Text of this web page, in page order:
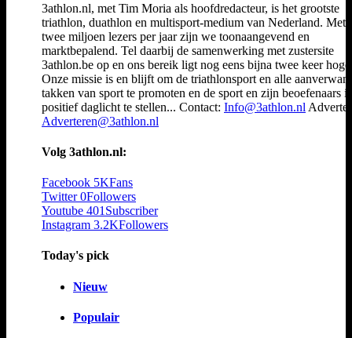
3athlon.nl, met Tim Moria als hoofdredacteur, is het grootste
triathlon, duathlon en multisport-medium van Nederland. Met
twee miljoen lezers per jaar zijn we toonaangevend en
marktbepalend. Tel daarbij de samenwerking met zustersite
3athlon.be op en ons bereik ligt nog eens bijna twee keer
Onze missie is en blijft om de triathlonsport en alle
takken van sport te promoten en de sport en zijn beoefenaars
positief daglicht te stellen... Contact: Info@3athlon.nl
Adverteren@3athlon.nl
Volg 3athlon.nl:
Facebook 5KFans
Twitter 0Followers
Youtube 401 Subscriber
Instagram 3.2KFollowers
Today's pick
Nieuw
Populair